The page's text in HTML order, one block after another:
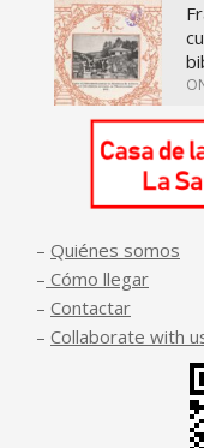
– Quiénes somos
– Cómo llegar
– Contactar
– Collaborate with